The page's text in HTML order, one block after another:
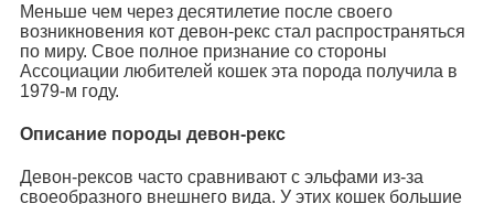
Меньше чем через десятилетие после своего
возникновения кот девон-рекс стал распространяться
по миру. Свое полное признание со стороны
Ассоциации любителей кошек эта порода получила в
1979-м году.
Описание породы девон-рекс
Девон-рексов часто сравнивают с эльфами из-за
своеобразного внешнего вида. У этих кошек большие